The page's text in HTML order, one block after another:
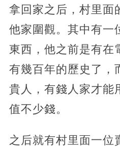
拿回家之后， 村里面
他家圍觀。其中有一
東西，他之前是有在
有幾百年的歷史了，
貴人，有錢人家才能
值不少錢。
之后就有村里面一位